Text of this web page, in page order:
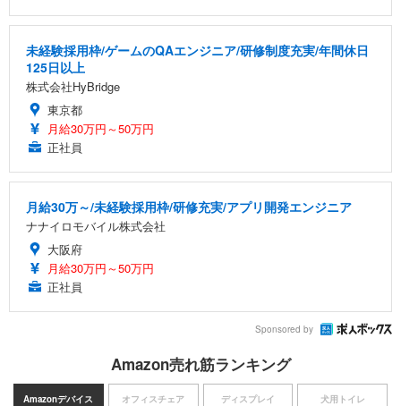
未経験採用枠/ゲームのQAエンジニア/研修制度充実/年間休日
125日以上
株式会社HyBridge
東京都
月給30万円～50万円
正社員
月給30万～/未経験採用枠/研修充実/アプリ開発エンジニア
ナナイロモバイル株式会社
大阪府
月給30万円～50万円
正社員
Sponsored by
Amazon売れ筋ランキング
Amazonデバイス オフィスチェア ディスプレイ 犬用トイレ